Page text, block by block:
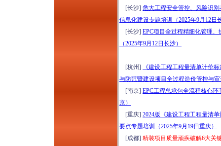
[长沙] 危大工程安全管控、风险识
信息化建设专题培训（2025年9月12日
[长沙] EPC项目全过程精细化管理
（2025年9月12日长沙）
[杭州]
《建设工程工程量清单计价
与防范暨建设项目全过程造价管控与
[南京] EPC工程总承包全流程核心
京）
[重庆] 2024版《建设工程工程量清
要点专题培训（2025年9月19日重庆）
[成都] 精装项目质量顽疾破解6大关